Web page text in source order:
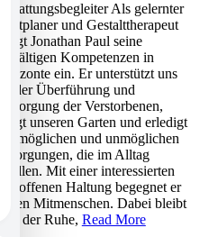
Bestattungsbegleiter Als gelernter
Stadtplaner und Gestalttherapeut
bringt Jonathan Paul seine
vielfältigen Kompetenzen in
Horizonte ein. Er unterstützt uns
bei der Überführung und
Versorgung der Verstorbenen,
pflegt unseren Garten und erledigt
alle möglichen und unmöglichen
Besorgungen, die im Alltag
anfallen. Mit einer interessierten
und offenen Haltung begegnet er
seinen Mitmenschen. Dabei bleibt
er in der Ruhe, Read More